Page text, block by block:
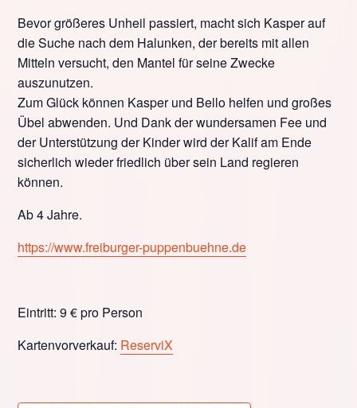
Bevor größeres Unheil passiert, macht sich Kasper auf
die Suche nach dem Halunken, der bereits mit allen
Mitteln versucht, den Mantel für seine Zwecke
auszunutzen.
Zum Glück können Kasper und Bello helfen und großes
Übel abwenden. Und Dank der wundersamen Fee und
der Unterstützung der Kinder wird der Kalif am Ende
sicherlich wieder friedlich über sein Land regieren
können.
Ab 4 Jahre.
https://www.freiburger-puppenbuehne.de
Eintritt: 9 € pro Person
Kartenvorverkauf: ReserviX